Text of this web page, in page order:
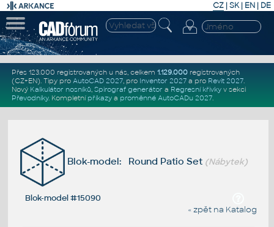
CZ | SK| EN | DE
Přes 123.000 registrovaných u nás, celkem 1.129.000registrovaných
(CZ+EN). Tipy pro AutoCAD 2027, pro Inventor 2027a pro Revit 2027.
Nový Kalkulátor nosníků, Spirograf generátor a Regresní křivkyv sekci
Převodníky. Kompletní příkazya proměnné AutoCADu 2027.
Blok-model: Round Patio Set (Nábytek)
Blok-model #15090
« zpět na Katalog